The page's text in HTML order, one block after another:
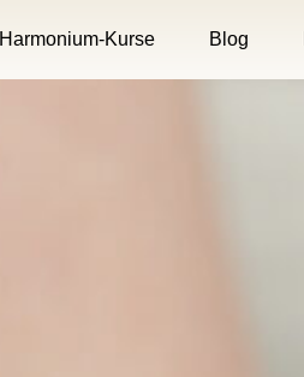
Harmonium-Kurse Blog